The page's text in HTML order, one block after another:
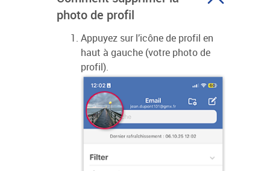
photo de profil
Appuyez sur l’icône de profil en
haut à gauche (votre photo de
profil).